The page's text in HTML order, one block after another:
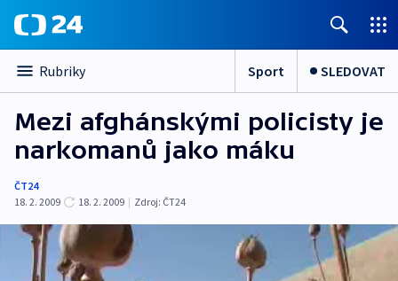
Rubriky Sport SLEDOVAT
Mezi afghánskými policisty je
narkomanů jako máku
ČT24
18. 2. 2009
18. 2. 2009 | Zdroj: ČT24